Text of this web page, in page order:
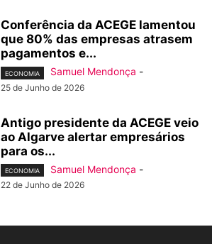
Conferência da ACEGE lamentou
que 80% das empresas atrasem
pagamentos e...
ECONOMIA Samuel Mendonça -
25 de Junho de 2026
Antigo presidente da ACEGE veio
ao Algarve alertar empresários
para os...
ECONOMIA Samuel Mendonça -
22 de Junho de 2026